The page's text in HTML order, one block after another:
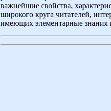
важнейшие свойства,
широкого круга читателей,
имеющих элементарные знания